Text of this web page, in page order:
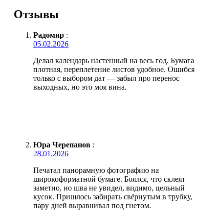
Отзывы
Радомир :
05.02.2026
Делал календарь настенный на весь год. Бумага
плотная, переплетение листов удобное. Ошибся
только с выбором дат — забыл про перенос
выходных, но это моя вина.
Юра Черепанов :
28.01.2026
Печатал панорамную фотографию на
широкоформатной бумаге. Боялся, что склеят
заметно, но шва не увидел, видимо, цельный
кусок. Пришлось забирать свёрнутым в трубку,
пару дней выравнивал под гнетом.